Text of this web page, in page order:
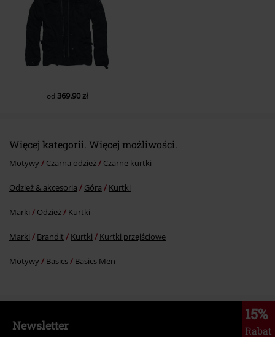
od 369.90 zł
Więcej kategorii. Więcej możliwości.
Motywy Czarna odzież Czarne kurtki
Odzież & akcesoria Góra Kurtki
Marki Odzież Kurtki
Marki Brandit Kurtki Kurtki przejściowe
Motywy Basics Basics Men
15%
Rabat
Newsletter